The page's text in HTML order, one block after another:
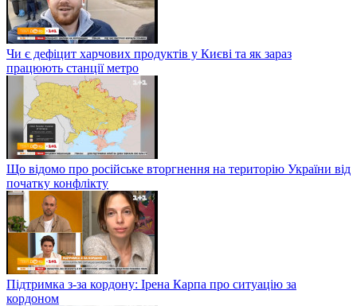
Чи є дефіцит харчових продуктів у Києві та як зараз
працюють станції метро
Що відомо про російське вторгнення на територію України від
початку конфлікту
Підтримка з-за кордону: Ірена Карпа про ситуацію за
кордоном